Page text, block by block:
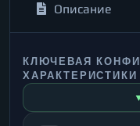
Описание
КЛЮЧЕВАЯ
ХАРАКТЕРИСТИКИ